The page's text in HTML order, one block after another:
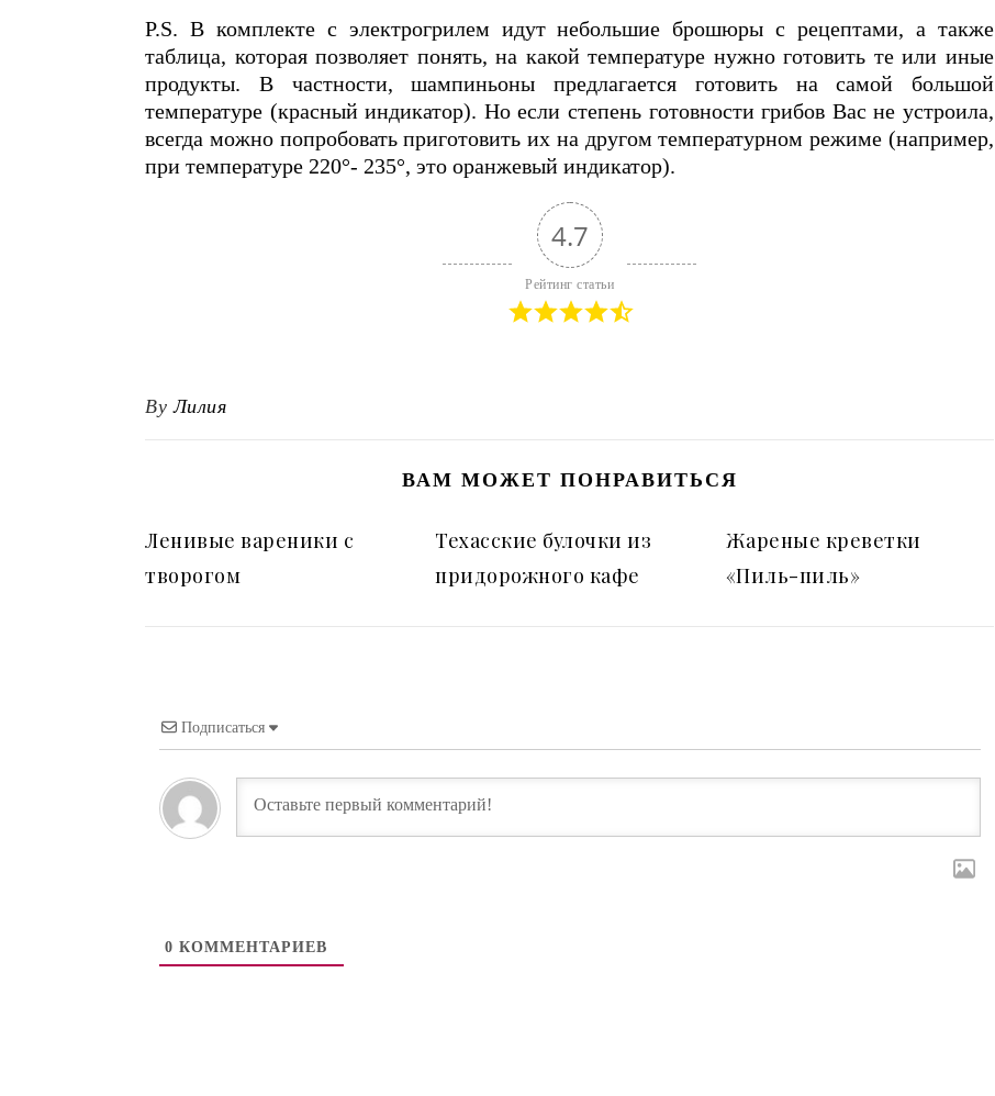
P.S. В комплекте с электрогрилем идут небольшие брошюры с рецептами, а также
таблица, которая позволяет понять, на какой температуре нужно готовить те или иные
продукты. В частности, шампиньоны предлагается готовить на самой большой
температуре (красный индикатор). Но если степень готовности грибов Вас не устроила,
всегда можно попробовать приготовить их на другом температурном режиме (например,
при температуре 220°- 235°, это оранжевый индикатор).
4.7
Рейтинг статьи
ByЛилия
ВАМ МОЖЕТ ПОНРАВИТЬСЯ
Ленивые вареники с
творогом
Техасские булочки из
придорожного кафе
Жареные креветки
«Пиль-пиль»
Подписаться
0 КОММЕНТАРИЕВ